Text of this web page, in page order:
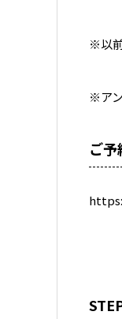
※以
※ア
ご予